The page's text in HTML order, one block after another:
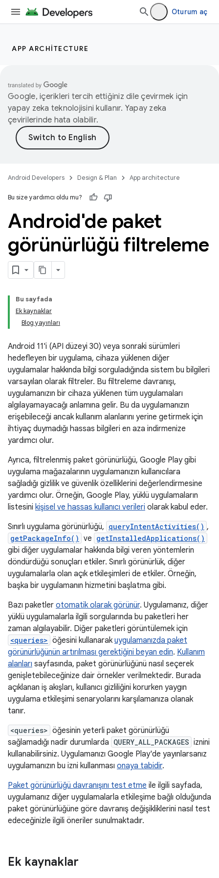
Oturum aç
APP ARCHITECTURE
Google, içerikleri tercih ettiğiniz dile çevirmek için
yapay zeka teknolojisini kullanır. Yapay zeka
çevirilerinde hata olabilir.
Android Developers Design & Plan App architecture
Bu size yardımcı oldu mu?
Android'de paket
görünürlüğü filtreleme
Bu sayfada
Ek kaynaklar
Blog yayınları
Android 11'i (API düzeyi 30) veya sonraki sürümleri
hedefleyen bir uygulama, cihaza yüklenen diğer
uygulamalar hakkında bilgi sorguladığında sistem bu bilgileri
varsayılan olarak filtreler. Bu filtreleme davranışı,
uygulamanızın bir cihaza yüklenen tüm uygulamaları
algılayamayacağı anlamına gelir. Bu da uygulamanızın
erişebileceği ancak kullanım alanlarını yerine getirmek için
ihtiyaç duymadığı hassas bilgileri en aza indirmenize
yardımcı olur.
Ayrıca, filtrelenmiş paket görünürlüğü, Google Play gibi
uygulama mağazalarının uygulamanızın kullanıcılara
sağladığı gizlilik ve güvenlik özelliklerini değerlendirmesine
yardımcı olur. Örneğin, Google Play, yüklü uygulamaların
listesini kişisel ve hassas kullanıcı verileri olarak kabul eder.
Sınırlı uygulama görünürlüğü, queryIntentActivities() ,
getPackageInfo() ve getInstalledApplications()
gibi diğer uygulamalar hakkında bilgi veren yöntemlerin
döndürdüğü sonuçları etkiler. Sınırlı görünürlük, diğer
uygulamalarla olan açık etkileşimleri de etkiler. Örneğin,
başka bir uygulamanın hizmetini başlatma gibi.
Bazı paketler otomatik olarak görünür. Uygulamanız, diğer
yüklü uygulamalarla ilgili sorgularında bu paketleri her
zaman algılayabilir. Diğer paketleri görüntülemek için
<queries> öğesini kullanarak uygulamanızda paket
görünürlüğünün artırılması gerektiğini beyan edin. Kullanım
alanları sayfasında, paket görünürlüğünü nasıl seçerek
genişletebileceğinize dair örnekler verilmektedir. Burada
açıklanan iş akışları, kullanıcı gizliliğini korurken yaygın
uygulama etkileşimi senaryolarını karşılamanıza olanak
tanır.
<queries> öğesinin yeterli paket görünürlüğü
sağlamadığı nadir durumlarda QUERY_ALL_PACKAGES iznini
kullanabilirsiniz. Uygulamanızı Google Play'de yayınlarsanız
uygulamanızın bu izni kullanması onaya tabidir.
Paket görünürlüğü davranışını test etme ile ilgili sayfada,
uygulamanız diğer uygulamalarla etkileşime bağlı olduğunda
paket görünürlüğüne göre davranış değişikliklerini nasıl test
edeceğinizle ilgili öneriler sunulmaktadır.
Ek kaynaklar